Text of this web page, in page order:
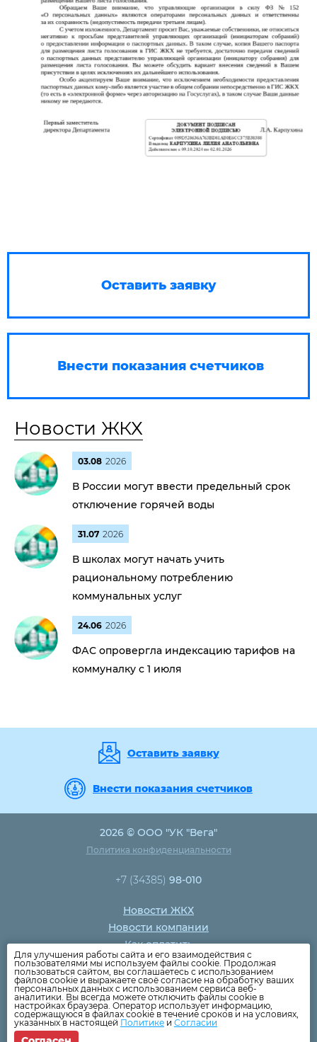
Оставить заявку
Внести показания счетчиков
Новости ЖКХ
03.08 2026
В России могут ввести предельный срок
отключение горячей воды
31.07 2026
В школах могут начать учить
рациональному потреблению
коммунальных услуг
24.06 2026
ФАС опровергла индексацию тарифов на
коммуналку с 1 июля
Оставить заявку
Внести показания счетчиков
2026 © ООО "УК "Вега"
Политика конфиденциальности
+7 (34385) 98-010
Новости ЖКХ
Новости компании
Как оплатить
Дома
Раскрытие информации
Вопросы
Для улучшения работы сайта и его взаимодействия с
пользователями мы используем файлы cookie. Продолжая
пользоваться сайтом, вы соглашаетесь с использованием
файлов cookie и выражаете своё согласие на обработку ваших
персональных данных с использованием сервиса веб-
аналитики. Вы всегда можете отключить файлы cookie в
настройках браузера. Оператор использует информацию,
содержащуюся в файлах cookie в течение сроков и на условиях,
указанных в настоящей Политике и Согласии